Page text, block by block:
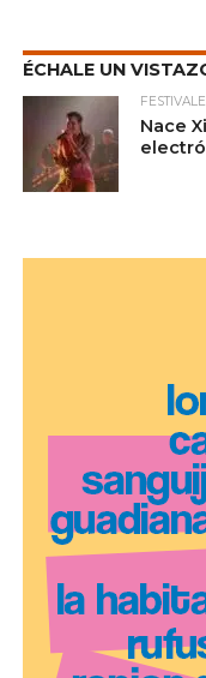
ÉCHALE UN
Nace